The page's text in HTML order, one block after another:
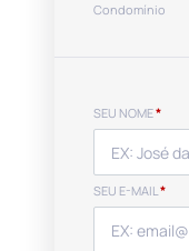
Condomínio
SEU NOME*
SEU E-MAIL*